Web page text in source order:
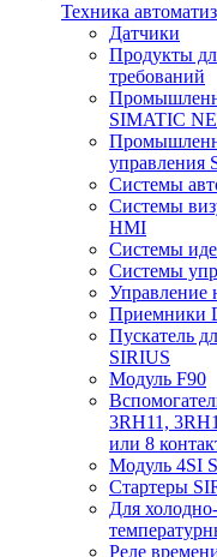
Техника
Датчики
Продукты
требований
SIMATIC
управления
Системы
Системы
HMI
Системы
Системы
Управление
Приемники
Пускатель
SIRIUS
Модуль F90
3RH11,
или 8
Модуль 4SI
Стартеры
Для
Реле